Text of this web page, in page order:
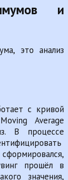
и
это анализ
с кривой
Average
В процессе
прошёл в
значения,